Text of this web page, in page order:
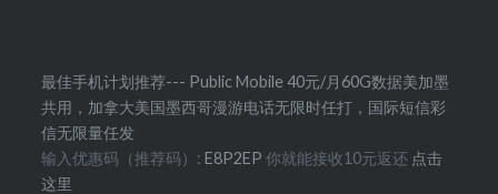
最佳手机计划推荐--- Public Mobile 40元/月60G数据美加墨
共用，加拿大美国墨西哥漫游电话无限时任打，国际短信彩
信无限量任发
输入优惠码（推荐码）:E8P2EP你就能接收10元返还 点击
这里